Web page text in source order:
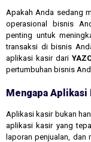
Apakah Anda sedang
operasional bisnis
penting untuk
transaksi di bisnis
aplikasi kasir dari
pertumbuhan bisnis
Mengapa
Aplikasi kasir bukan
aplikasi kasir yang
laporan penjualan,